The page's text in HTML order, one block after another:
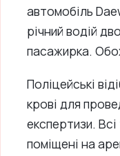
автомобіль
річний водій
пасажирка.
Поліцейські
крові для
експертизи.
поміщені на